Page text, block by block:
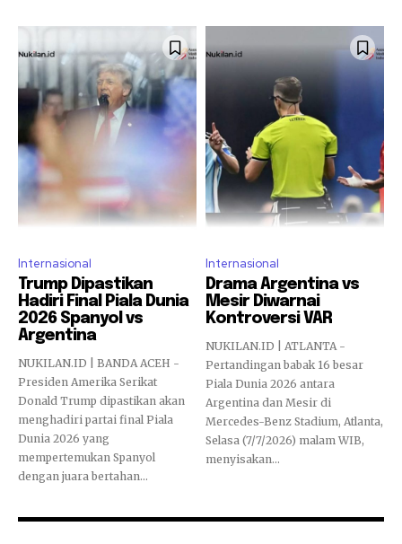
Internasional
Trump Dipastikan
Hadiri Final Piala Dunia
2026 Spanyol vs
Argentina
NUKILAN.ID | BANDA ACEH -
Presiden Amerika Serikat
Donald Trump dipastikan akan
menghadiri partai final Piala
Dunia 2026 yang
mempertemukan Spanyol
dengan juara bertahan...
Internasional
Drama Argentina vs
Mesir Diwarnai
Kontroversi VAR
NUKILAN.ID | ATLANTA -
Pertandingan babak 16 besar
Piala Dunia 2026 antara
Argentina dan Mesir di
Mercedes-Benz Stadium, Atlanta,
Selasa (7/7/2026) malam WIB,
menyisakan...